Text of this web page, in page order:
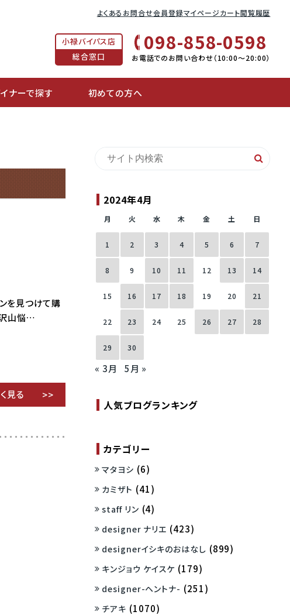
よくあるお問合せ会員登録マイページカート閲覧履歴
小禄バイパス店
総合窓口
098-858-0598
お電話でのお問い合わせ（10:00〜20:00）
ナーで探す 初めての方へ
を見つけて購
沢山悩…
見る
2024年4月
月 火 水 木 金 土 日
1 2 3 4 5 6 7
8 9 10 11 12 13 14
15 16 17 18 19 20 21
22 23 24 25 26 27 28
29 30
« 3月 5月 »
人気ブログランキング
カテゴリー
マタヨシ (6)
カミザト (41)
staff リン (4)
designer ナリエ (423)
designerイシキのおはなし (899)
キンジョウ ケイスケ (179)
designer-ヘントナ- (251)
チアキ (1070)